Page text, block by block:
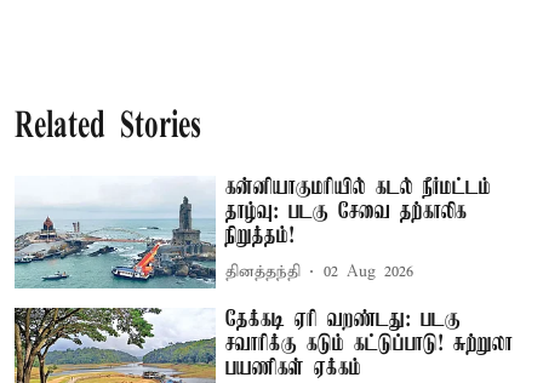
Related Stories
கன்னியாகுமரியில் கடல் நீர்மட்டம்
தாழ்வு: படகு சேவை தற்காலிக
நிறுத்தம்!
தினத்தந்தி 02 Aug 2026
தேக்கடி ஏரி வறண்டது: படகு
சவாரிக்கு கடும் கட்டுப்பாடு! சுற்றுலா
பயணிகள் ஏக்கம்